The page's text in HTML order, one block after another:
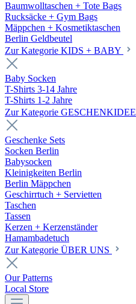
Baumwolltaschen + Tote Bags
Rucksäcke + Gym Bags
Mäppchen + Kosmetiktaschen
Berlin Geldbeutel
Zur Kategorie KIDS + BABY
Baby Socken
T-Shirts 3-14 Jahre
T-Shirts 1-2 Jahre
Zur Kategorie GESCHENKIDEE
Geschenke Sets
Socken Berlin
Babysocken
Kleinigkeiten Berlin
Berlin Mäppchen
Geschirrtuch + Servietten
Taschen
Tassen
Kerzen + Kerzenständer
Hamambadetuch
Zur Kategorie ÜBER UNS
Our Patterns
Local Store